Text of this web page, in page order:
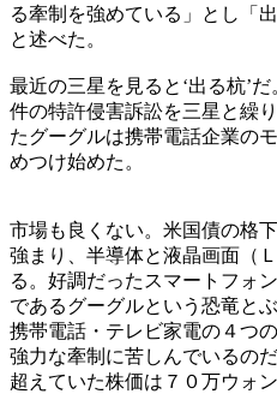
る牽制を強めている」とし「
と述べた。
最近の三星を見ると‘出る杭’
件の特許侵害訴訟を三星と繰
たグーグルは携帯電話企業の
めつけ始めた。
市場も良くない。米国債の格
強まり、半導体と液晶画面（
る。好調だったスマートフォ
であるグーグルという恐竜と
携帯電話・テレビ家電の４つ
強力な牽制に苦しんでいるの
超えていた株価は７０万ウォ